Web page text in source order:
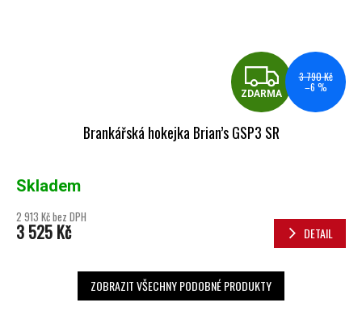
ZDARMA
3 790 Kč
–6 %
Brankářská hokejka Brian’s GSP3 SR
Skladem
2 913 Kč bez DPH
3 525 Kč DETAIL
ZOBRAZIT VŠECHNY PODOBNÉ PRODUKTY